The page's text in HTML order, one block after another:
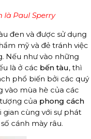
là Paul Sperry
đen và được sử dụng
mỹ và đẻ tránh việc
Nếu như vào những
là ở các bến tàu, thì
phổ biến bởi các quý
vào mùa hè của các
của phong cách
cùng với sự phát
cánh mày râu.